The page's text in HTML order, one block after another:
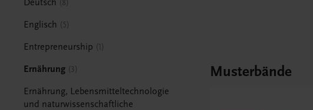
Deutsch 8
Englisch 5
Entrepreneurship 1
Ernährung 3
Ernährung, Lebensmitteltechnologie
und naturwissenschaftliche
Musterbände